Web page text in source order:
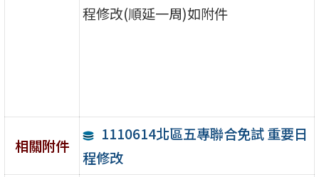
程修改(順延一周)如附件
相關附件
1110614北區五專聯合免試 重要日
程修改